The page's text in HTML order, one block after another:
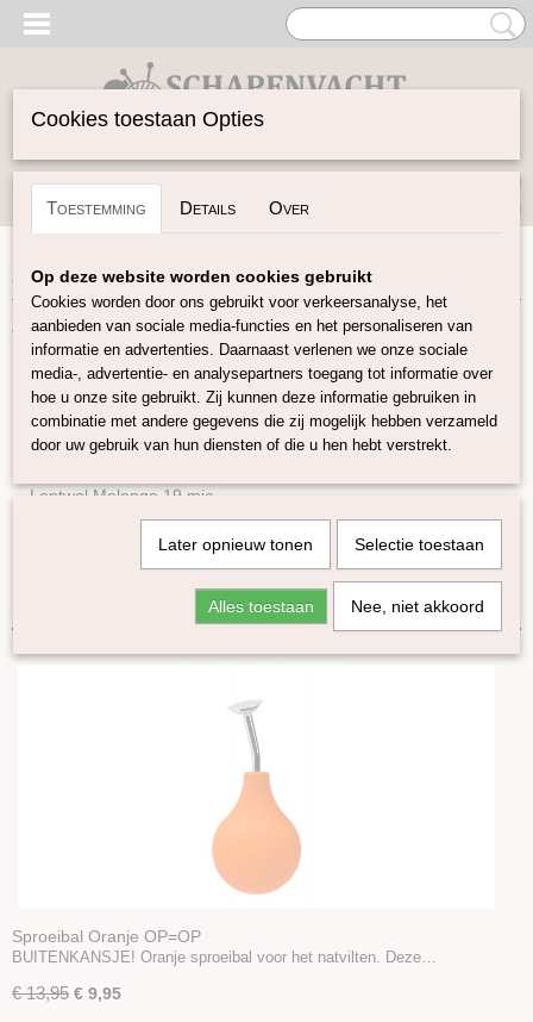
Inloggen Registreren
(0)
Home>Vilten>Sproeibal
Vilten
Naturel Lontwol
Lontwol gekleurd 14,5 mic
Lontwol Melange 19 mic
Lontwol 19 mic/zijde melange
Lontwol Gekleurd 27/23 mic
Lontwol Corriedale gekleurd
Lontwol Shetland gekleurd
Melange Blue Faced Leicester lontwol
Kunststof vezels
Vulling
Naaldvilt-pakketten
Sorteer op:
Sproeibal Oranje OP=OP
BUITENKANSJE! Oranje sproeibal voor het natvilten. Deze…
€ 13,95 € 9,95
Cookies toestaan Opties
Toestemming Details Over
Op deze website worden cookies gebruikt
Cookies worden door ons gebruikt voor verkeersanalyse, het
aanbieden van sociale media-functies en het personaliseren van
informatie en advertenties. Daarnaast verlenen we onze sociale
media-, advertentie- en analysepartners toegang tot informatie over
hoe u onze site gebruikt. Zij kunnen deze informatie gebruiken in
combinatie met andere gegevens die zij mogelijk hebben verzameld
door uw gebruik van hun diensten of die u hen hebt verstrekt.
Later opnieuw tonen Selectie toestaan
Alles toestaan Nee, niet akkoord